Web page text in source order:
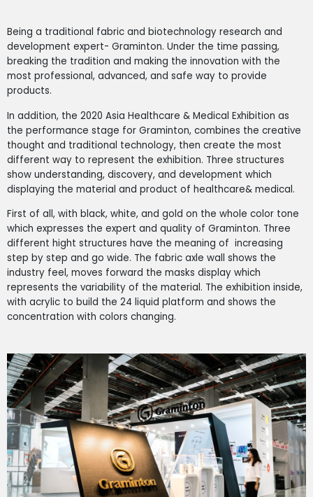
Being a traditional fabric and biotechnology research and
development expert- Graminton. Under the time passing,
breaking the tradition and making the innovation with the
most professional, advanced, and safe way to provide
products.
In addition, the 2020 Asia Healthcare & Medical Exhibition as
the performance stage for Graminton, combines the creative
thought and traditional technology, then create the most
different way to represent the exhibition. Three structures
show understanding, discovery, and development which
displaying the material and product of healthcare& medical.
First of all, with black, white, and gold on the whole color tone
which expresses the expert and quality of Graminton. Three
different hight structures have the meaning of increasing
step by step and go wide. The fabric axle wall shows the
industry feel, moves forward the masks display which
represents the variability of the material. The exhibition inside,
with acrylic to build the 24 liquid platform and shows the
concentration with colors changing.